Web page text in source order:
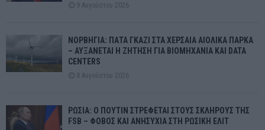
9 Αυγούστου 2026
ΝΟΡΒΗΓΙΑ: ΠΑΤΑ ΓΚΑΖΙ ΣΤΑ ΧΕΡΣΑΙΑ ΑΙΟΛΙΚΑ ΠΑΡΚΑ
– ΑΥΞΑΝΕΤΑΙ Η ΖΗΤΗΣΗ ΓΙΑ ΒΙΟΜΗΧΑΝΙΑ ΚΑΙ DATA
CENTERS
8 Αυγούστου 2026
ΡΩΣΙΑ: Ο ΠΟΥΤΙΝ ΣΤΡΕΦΕΤΑΙ ΣΤΟΥΣ ΣΚΛΗΡΟΥΣ ΤΗΣ
FSB – ΦΟΒΟΣ ΚΑΙ ΑΝΗΣΥΧΙΑ ΣΤΗ ΡΩΣΙΚΗ ΕΛΙΤ